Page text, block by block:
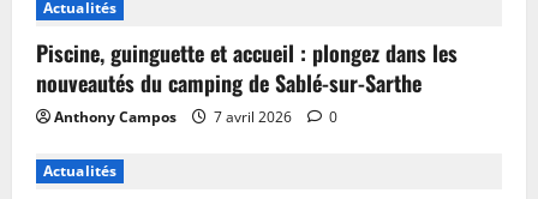
Actualités
Piscine, guinguette et accueil : plongez dans les
nouveautés du camping de Sablé-sur-Sarthe
Anthony Campos 7 avril 2026 0
Actualités